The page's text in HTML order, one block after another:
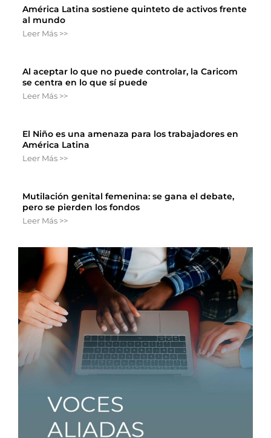
América Latina sostiene quinteto de activos frente
al mundo
Leer Más >>
Al aceptar lo que no puede controlar, la Caricom
se centra en lo que sí puede
Leer Más >>
El Niño es una amenaza para los trabajadores en
América Latina
Leer Más >>
Mutilación genital femenina: se gana el debate,
pero se pierden los fondos
Leer Más >>